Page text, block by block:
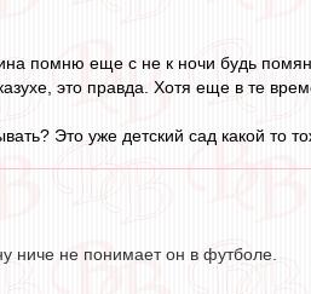
помню еще с не к ночи будь
это правда. Хотя еще в те
Это уже детский сад какой то
ниче не понимает он в футболе.